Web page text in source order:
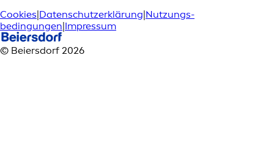
Cookies Datenschutzerklärung Nutzungs­
bedingungen Impressum
© Beiersdorf 2026